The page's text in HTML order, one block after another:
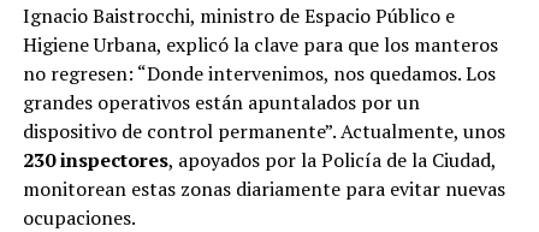
Ignacio Baistrocchi, ministro de Espacio Público e
Higiene Urbana, explicó la clave para que los manteros
no regresen: “Donde intervenimos, nos quedamos. Los
grandes operativos están apuntalados por un
dispositivo de control permanente”. Actualmente, unos
230 inspectores, apoyados por la Policía de la Ciudad,
monitorean estas zonas diariamente para evitar nuevas
ocupaciones.